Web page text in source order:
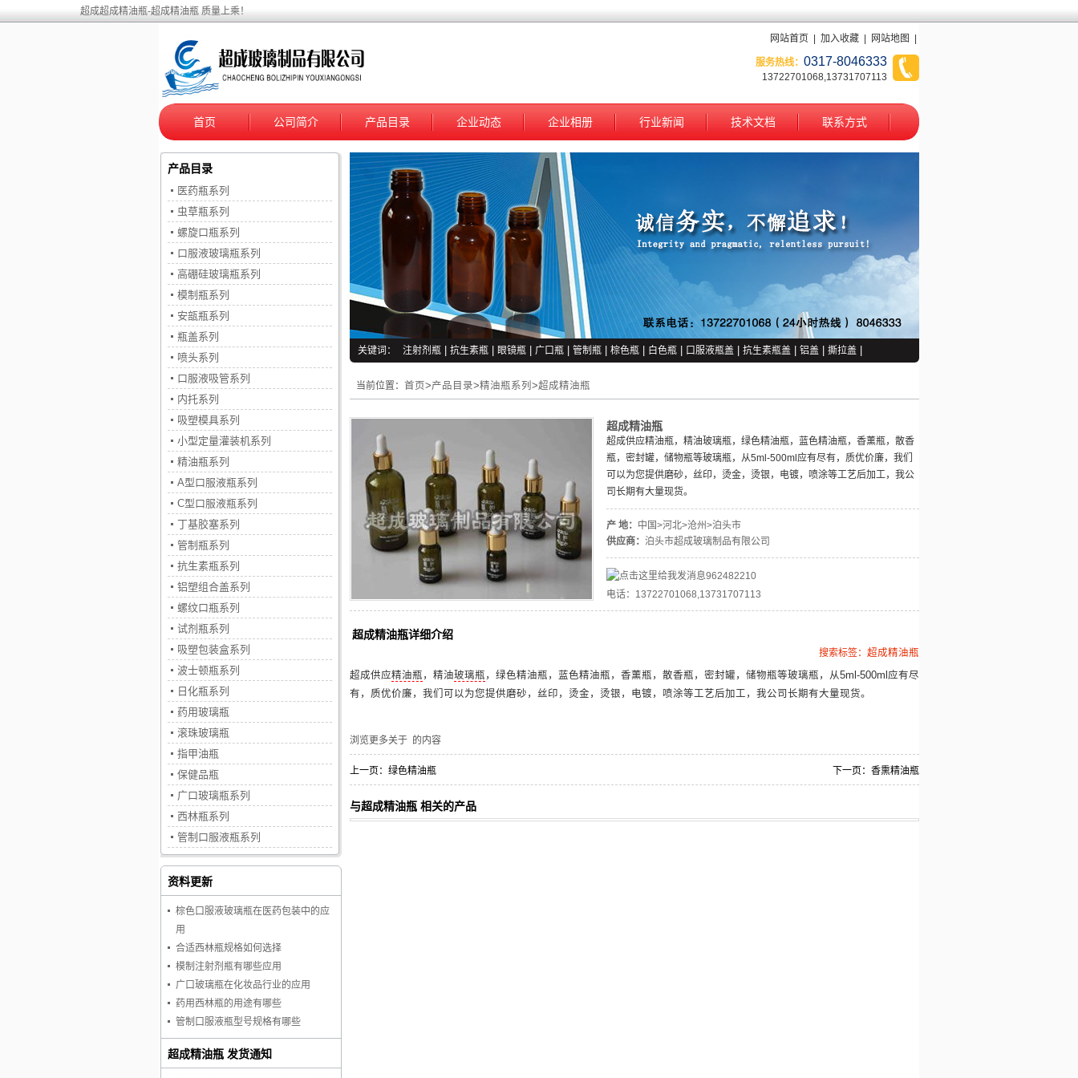
超成超成精油瓶-超成精油瓶 质量上乘！
网站首页 加入收藏 网站地图
服务热线： 0317-8046333
13722701068,13731707113
首页 公司简介 产品目录 企业动态 企业相册 行业新闻 技术文档 联系方式
关键词： 注射剂瓶 抗生素瓶 眼镜瓶 广口瓶 管制瓶 棕色瓶 白色瓶 口服液瓶盖 抗生素瓶盖 铝盖 撕拉盖
当前位置： 首页>产品目录>精油瓶系列 >超成精油瓶
超成精油瓶
超成供应精油瓶，精油玻璃瓶，绿色精油瓶，蓝色精油瓶，香薰瓶，散香
瓶，密封罐，储物瓶等玻璃瓶，从5ml-500ml应有尽有，质优价廉，我们
可以为您提供磨砂，丝印，烫金，烫银，电镀，喷涂等工艺后加工，我公
司长期有大量现货。
产 地： 中国>河北>沧州>泊头市
供应商： 泊头市超成玻璃制品有限公司
962482210
电话：13722701068,13731707113
超成精油瓶详细介绍
搜索标签： 超成精油瓶
超成供应精油瓶 ，精油玻璃瓶 ，绿色精油瓶，蓝色精油瓶，香薰瓶，散香瓶，密封罐，储物瓶等玻璃瓶，从5ml-500ml应有尽
有，质优价廉，我们可以为您提供磨砂，丝印，烫金，烫银，电镀，喷涂等工艺后加工，我公司长期有大量现货。
浏览更多关于 的内容
上一页： 绿色精油瓶 下一页： 香熏精油瓶
与超成精油瓶 相关的产品
产品目录
医药瓶系列
虫草瓶系列
螺旋口瓶系列
口服液玻璃瓶系列
高硼硅玻璃瓶系列
模制瓶系列
安瓿瓶系列
瓶盖系列
喷头系列
口服液吸管系列
内托系列
吸塑模具系列
小型定量灌装机系列
精油瓶系列
A型口服液瓶系列
C型口服液瓶系列
丁基胶塞系列
管制瓶系列
抗生素瓶系列
铝塑组合盖系列
螺纹口瓶系列
试剂瓶系列
吸塑包装盒系列
波士顿瓶系列
日化瓶系列
药用玻璃瓶
滚珠玻璃瓶
指甲油瓶
保健品瓶
广口玻璃瓶系列
西林瓶系列
管制口服液瓶系列
资料更新
棕色口服液玻璃瓶在医药包装中的应
用
合适西林瓶规格如何选择
模制注射剂瓶有哪些应用
广口玻璃瓶在化妆品行业的应用
药用西林瓶的用途有哪些
管制口服液瓶型号规格有哪些
超成精油瓶 发货通知